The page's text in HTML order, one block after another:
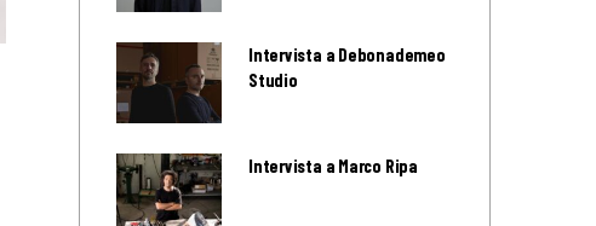
Intervista a Debonademeo
Studio
Intervista a Marco Ripa